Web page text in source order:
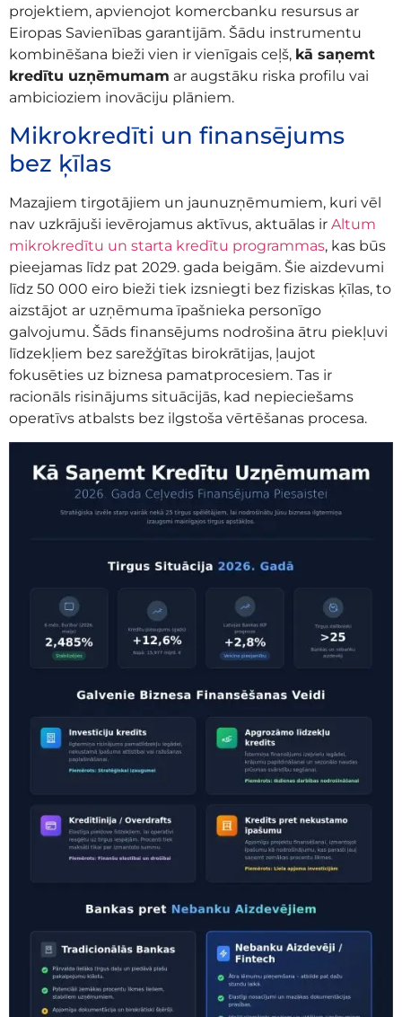
projektiem, apvienojot komercbanku resursus ar
Eiropas Savienības garantijām. Šādu instrumentu
kombinēšana bieži vien ir vienīgais ceļš, kā saņemt
kredītu uzņēmumam ar augstāku riska profilu vai
ambicioziem inovāciju plāniem.
Mikrokredīti un finansējums
bez ķīlas
Mazajiem tirgotājiem un jaunuzņēmumiem, kuri vēl
nav uzkrājuši ievērojamus aktīvus, aktuālas ir Altum
mikrokredītu un starta kredītu programmas, kas būs
pieejamas līdz pat 2029. gada beigām. Šie aizdevumi
līdz 50 000 eiro bieži tiek izsniegti bez fiziskas ķīlas, to
aizstājot ar uzņēmuma īpašnieka personīgo
galvojumu. Šāds finansējums nodrošina ātru piekļuvi
līdzekļiem bez sarežģītas birokrātijas, ļaujot
fokusēties uz biznesa pamatprocesiem. Tas ir
racionāls risinājums situācijās, kad nepieciešams
operatīvs atbalsts bez ilgstoša vērtēšanas procesa.